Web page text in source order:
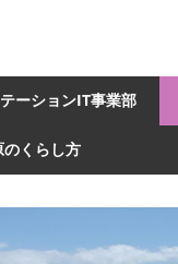
ーションIT事業部
のくらし方